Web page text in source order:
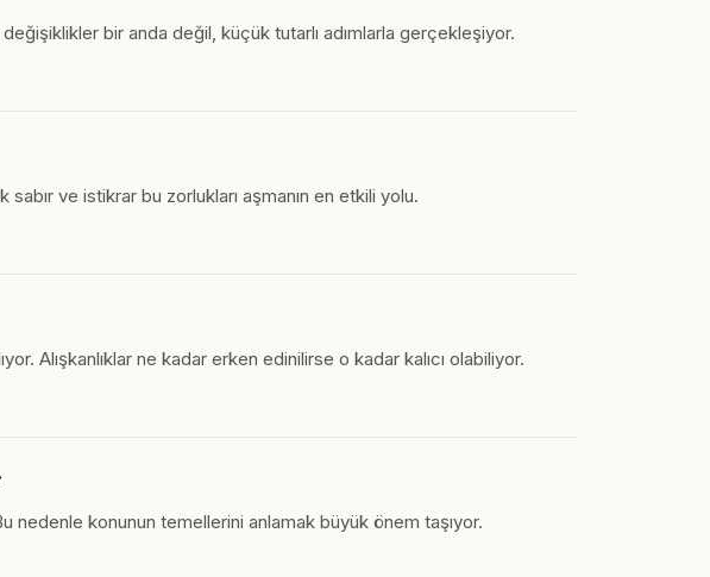
bir anda değil, küçük tutarlı adımlarla gerçekleşiyor.
ve istikrar bu zorlukları aşmanın en etkili yolu.
Alışkanlıklar ne kadar erken edinilirse o kadar kalıcı olabiliyor.
nedenle konunun temellerini anlamak büyük önem taşıyor.